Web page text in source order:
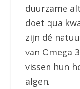
duurzame
doet qua
zijn dé
van Omega
vissen hun
algen.